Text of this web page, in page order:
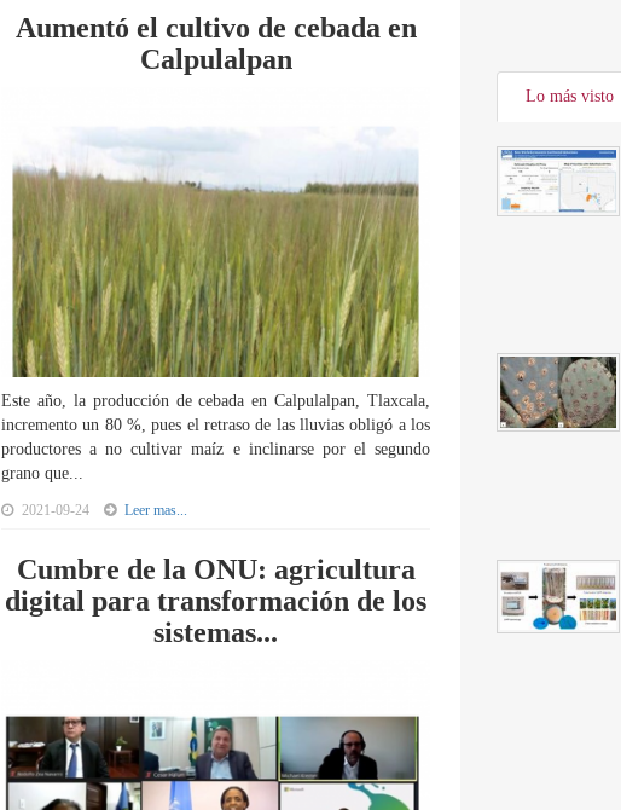
Aumentó el cultivo de cebada en
Calpulalpan
Este año, la producción de cebada en Calpulalpan, Tlaxcala,
incremento un 80 %, pues el retraso de las lluvias obligó a los
productores a no cultivar maíz e inclinarse por el segundo
grano que...
2021-09-24 Leer mas...
Cumbre de la ONU: agricultura
digital para transformación de los
sistemas...
Lo más visto